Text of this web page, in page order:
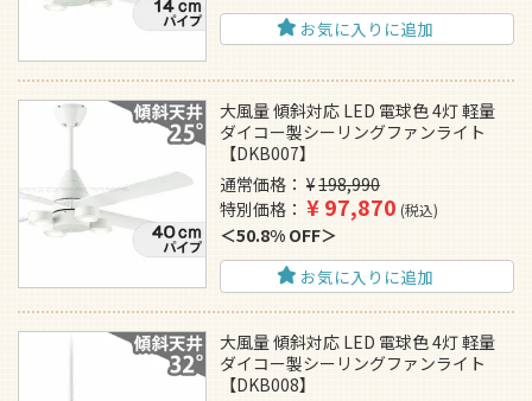
お気に入りに追加
大風量 傾斜対応 LED 電球色 4灯 軽量
ダイコー製シーリングファンライト
【DKB007】
通常価格
¥198,990
特別価格
¥97,870 税込
50.8% OFF
お気に入りに追加
大風量 傾斜対応 LED 電球色 4灯 軽量
ダイコー製シーリングファンライト
【DKB008】